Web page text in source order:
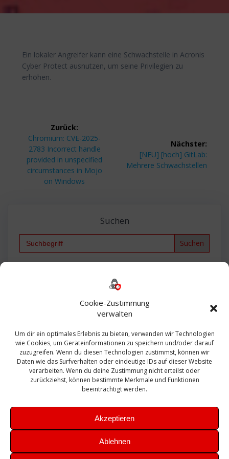
Cookie-Zustimmung
verwalten
Um dir ein optimales Erlebnis zu bieten, verwenden wir Technologien
wie Cookies, um Geräteinformationen zu speichern und/oder darauf
zuzugreifen. Wenn du diesen Technologien zustimmst, können wir
Daten wie das Surfverhalten oder eindeutige IDs auf dieser Website
verarbeiten. Wenn du deine Zustimmung nicht erteilst oder
zurückziehst, können bestimmte Merkmale und Funktionen
beeinträchtigt werden.
Akzeptieren
Ablehnen
Ein lokaler Angreifer kann eine Schwachstelle in Acronis
Cyber Protect ausnutzen, um seine Privilegien zu
erhöhen.
Beitragsnavigation
Zurück:
Vorheriger
Beitrag:
Chromium: CVE-2025-
2783 Incorrect handle
provided in unspecified
circumstances in Mojo
on Windows
Nächster:
Nächster
Beitrag:
[NEU] [hoch] GitLab:
Mehrere Schwachstellen
Suchen
Search
Bautagebuch
Exchange firewall Fritzbox
Microsoft
Sanierung SBS Security Server Sicherheit
Sicherung SIEM Sophos SSL Ubuntu
Update Upgrade UTM VCenter VCSA Veeam
VMWare VPN WAZUH Windows
Zertifikat